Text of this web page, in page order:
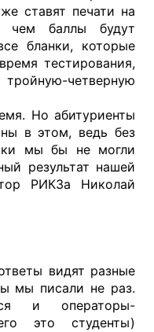
ставят печати на
чем баллы будут
бланки, которые
тестирования,
четверную
Но абитуриенты
в этом, ведь без
мы бы не могли
результат нашей
РИКЗа Николай
видят разные
мы писали не раз.
и операторы-
это студенты)